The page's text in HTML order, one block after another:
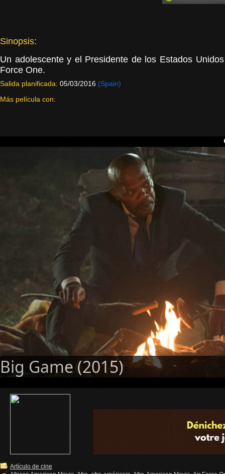
Sinopsis:
Un adolescente y el Presidente de los Estados
Force One.
Salida planificada:05/03/2016 (Spain)
Más película con:
Big Game (2015)
Artículo de cine